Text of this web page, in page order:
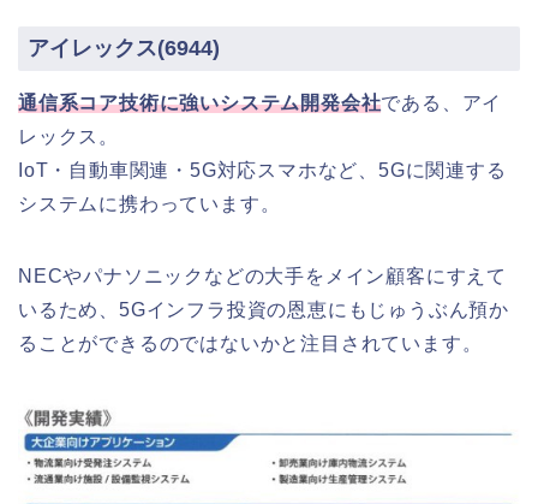
アイレックス(6944)
通信系コア技術に強いシステム開発会社である、アイ
レックス。
IoT・自動車関連・5G対応スマホなど、5Gに関連する
システムに携わっています。
NECやパナソニックなどの大手をメイン顧客にすえて
いるため、5Gインフラ投資の恩恵にもじゅうぶん預か
ることができるのではないかと注目されています。